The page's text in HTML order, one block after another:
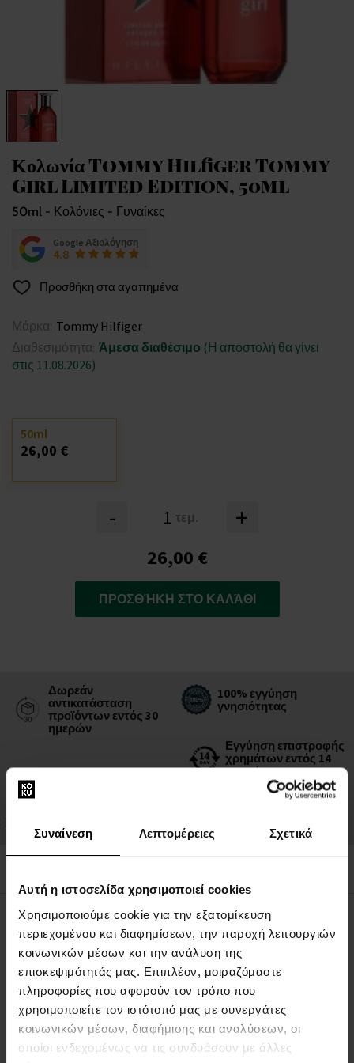
Συναίνεση Λεπτομέρειες Σχετικά
Αυτή η ιστοσελίδα χρησιμοποιεί cookies
Χρησιμοποιούμε cookie για την εξατομίκευση
περιεχομένου και διαφημίσεων, την παροχή λειτουργιών
κοινωνικών μέσων και την ανάλυση της
επισκεψιμότητάς μας. Επιπλέον, μοιραζόμαστε
πληροφορίες που αφορούν τον τρόπο που
χρησιμοποιείτε τον ιστότοπό μας με συνεργάτες
κοινωνικών μέσων, διαφήμισης και αναλύσεων, οι
οποίοι ενδεχομένως να τις συνδυάσουν με άλλες
Κολωνία Tommy Hilfiger Tommy
Girl Limited Edition, 50ml
50ml - Κολόνιες - Γυναίκες
Google Αξιολόγηση
4.8
Προσθήκη στα αγαπημένα
Μάρκα: Tommy Hilfiger
Διαθεσιμότητα: Άμεσα διαθέσιμο (Η αποστολή θα γίνει
στις 11.08.2026)
- τεμ. +
50ml
26,00 €
26,00 €
ΠΡΟΣΘΉΚΗ ΣΤΟ ΚΑΛΆΘΙ
Δωρεάν
αντικατάσταση
προϊόντων εντός 30
ημερών
100% εγγύηση
γνησιότητας
Εγγύηση επιστροφής
χρημάτων εντός 14
ημερών
ΠΕΡΙΓΡΑΦΉ
ΛΕΠΤΟΜΈΡΙΕΣ
ΣΧΕΤΙΚΆ ΜΕ ΤΗ ΜΆΡΚΑ